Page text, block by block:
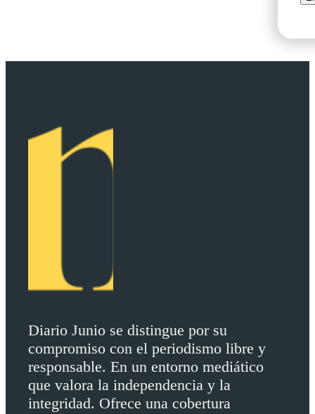
Diario Junio se distingue por su
compromiso con el periodismo libre y
responsable. En un entorno mediático
que valora la independencia y la
integridad. Ofrece una cobertura